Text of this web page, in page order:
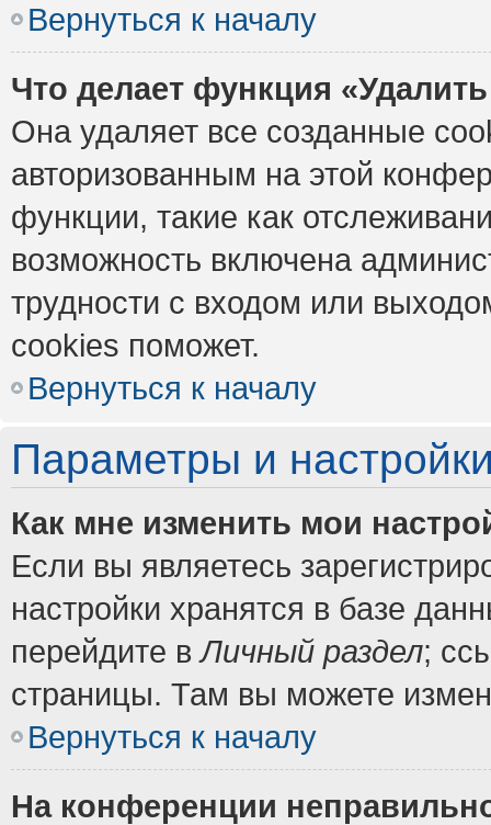
Вернуться к началу
Что делает функция
Она удаляет все созданные
авторизованным на этой
функции, такие как
возможность включена
трудности с входом или
cookies поможет.
Вернуться к началу
Параметры и
Как мне изменить мои
Если вы являетесь
настройки хранятся в базе
перейдите вЛичный раздел;
страницы. Там вы можете
Вернуться к началу
На конференции